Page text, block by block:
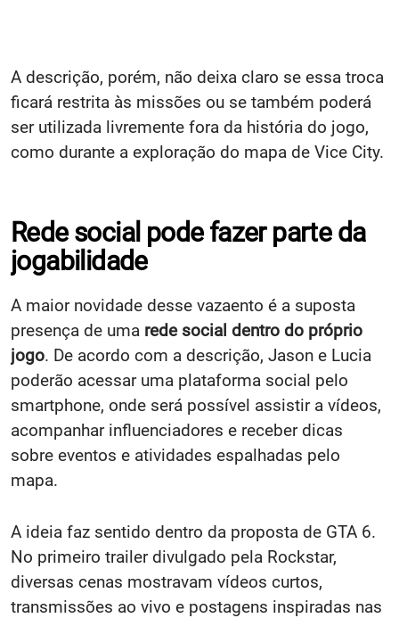
A descrição, porém, não deixa claro se essa troca
ficará restrita às missões ou se também poderá
ser utilizada livremente fora da história do jogo,
como durante a exploração do mapa de Vice City.
Rede social pode fazer parte da
jogabilidade
A maior novidade desse vazaento é a suposta
presença de uma rede social dentro do próprio
jogo. De acordo com a descrição, Jason e Lucia
poderão acessar uma plataforma social pelo
smartphone, onde será possível assistir a vídeos,
acompanhar influenciadores e receber dicas
sobre eventos e atividades espalhadas pelo
mapa.
A ideia faz sentido dentro da proposta de GTA 6.
No primeiro trailer divulgado pela Rockstar,
diversas cenas mostravam vídeos curtos,
transmissões ao vivo e postagens inspiradas nas